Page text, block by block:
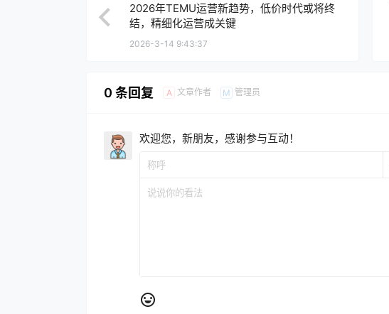
2026年TEMU运营新趋势，低价时代或将终
结，精细化运营成关键
2026-3-14 9:43:37
0 条回复 A 文章作者 M 管理员
欢迎您，新朋友，感谢参与互动！